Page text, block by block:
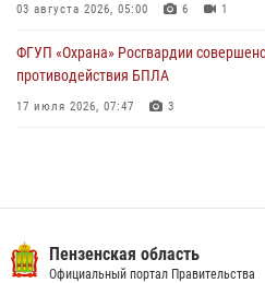
03 августа 2026, 05:00 6 1
ФГУП «Охрана» Росгвардии
противодействия БПЛА
17 июля 2026, 07:47 3
Пензенский спецназ Росгвардии
этапу «Зарницы 2.0» (видео)
Пензенская область
Официальный портал Правительства